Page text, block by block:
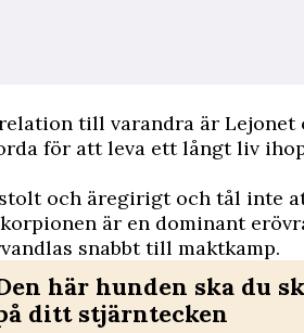
till varandra är Lejonet
för att leva ett långt liv
och äregirigt och tål inte
är en dominant
snabbt till maktkamp.
här hunden ska du
ditt stjärntecken